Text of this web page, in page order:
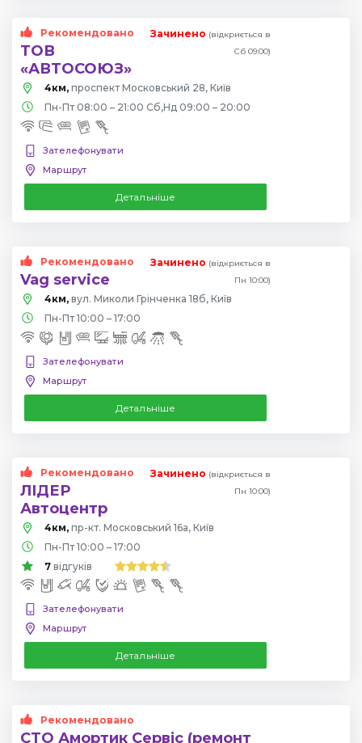
Рекомендовано
ТОВ
«АВТОСОЮЗ»
Зачинено (відкриється в
Сб 09:00)
4км, проспект Московський 28, Київ
Пн-Пт 08:00 – 21:00 Сб,Нд 09:00 – 20:00
Зателефонувати
Маршрут
Детальніше
Рекомендовано
Vag service
Зачинено (відкриється в
Пн 10:00)
4км, вул. Миколи Грінченка 18б, Київ
Пн-Пт 10:00 – 17:00
Зателефонувати
Маршрут
Детальніше
Рекомендовано
ЛІДЕР
Автоцентр
Зачинено (відкриється в
Пн 10:00)
4км, пр-кт. Московський 16а, Київ
Пн-Пт 10:00 – 17:00
7 відгуків
Зателефонувати
Маршрут
Детальніше
Рекомендовано
СТО Амортик Сервіс (ремонт